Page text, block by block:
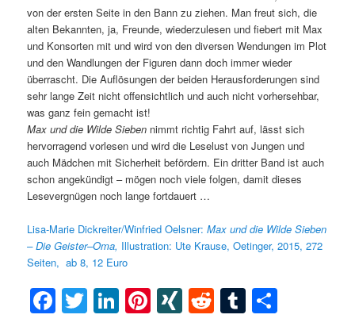
von der ersten Seite in den Bann zu ziehen. Man freut sich, die
alten Bekannten, ja, Freunde, wiederzulesen und fiebert mit Max
und Konsorten mit und wird von den diversen Wendungen im Plot
und den Wandlungen der Figuren dann doch immer wieder
überrascht. Die Auflösungen der beiden Herausforderungen sind
sehr lange Zeit nicht offensichtlich und auch nicht vorhersehbar,
was ganz fein gemacht ist!
Max und die Wilde Sieben nimmt richtig Fahrt auf, lässt sich
hervorragend vorlesen und wird die Leselust von Jungen und
auch Mädchen mit Sicherheit befördern. Ein dritter Band ist auch
schon angekündigt – mögen noch viele folgen, damit dieses
Lesevergnügen noch lange fortdauert …
Lisa-Marie Dickreiter/Winfried Oelsner:Max und die Wilde Sieben
– DieGeister–Oma, Illustration: Ute Krause, Oetinger, 2015, 272
Seiten, ab 8, 12 Euro
Facebook
Twitter
LinkedIn
Pinterest
XINGRedditTumblr